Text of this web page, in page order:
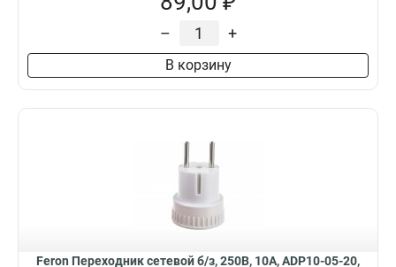
– +
В корзину
Feron Переходник сетевой б/з, 250В, 10A, ADP10-05-20,